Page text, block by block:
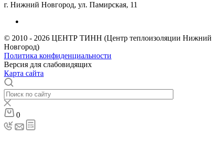
г. Нижний Новгород, ул. Памирская, 11
© 2010 - 2026 ЦЕНТР ТИНН (Центр теплоизоляции Нижний
Новгород)
Политика конфиденциальности
Версия для слабовидящих
Карта сайта
0